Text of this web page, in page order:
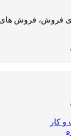
فروش، فروش
کار